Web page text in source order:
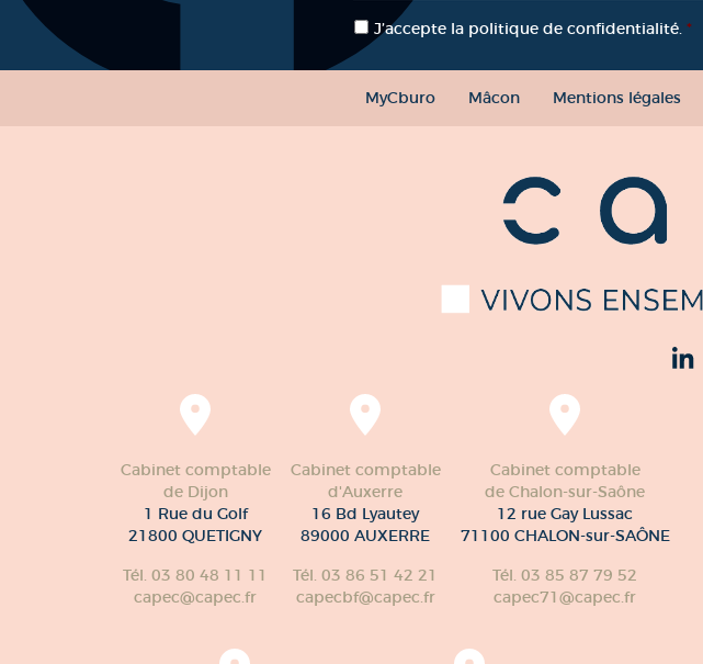
RGPD *
J’accepte la politique de confidentialité. *
MyCburo Mâcon Mentions légales
Cabinet comptable
de Dijon
1 Rue du Golf
21800 QUETIGNY
Tél. 03 80 48 11 11
capec@capec.fr
Cabinet comptable
d'Auxerre
16 Bd Lyautey
89000 AUXERRE
Tél. 03 86 51 42 21
capecbf@capec.fr
Cabinet comptable
de Chalon-sur-Saône
12 rue Gay Lussac
71100 CHALON-sur-SAÔNE
Tél. 03 85 87 79 52
capec71@capec.fr